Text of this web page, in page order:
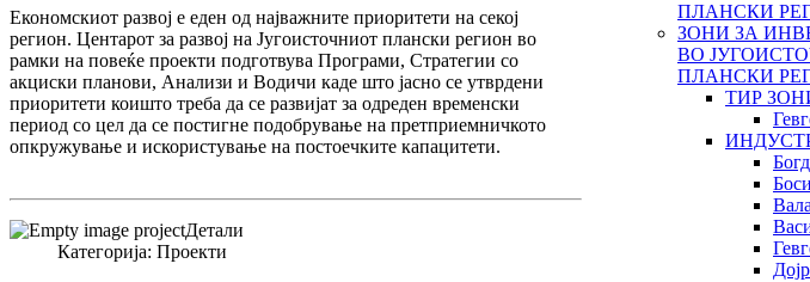
ПЛАНСКИ
ЗОНИ ЗА
ВО
ПЛАНСКИ
ТИР
Економскиот развој е еден од најважните приоритети на секој
регион. Центарот за развој на Југоисточниот плански регион во
рамки на повеќе проекти подготвува Програми, Стратегии со
акциски планови, Анализи и Водичи каде што јасно се утврдени
приоритети коишто треба да се развијат за одреден временски
период со цел да се постигне подобрување на претприемничкото
опкружување и искористување на постоечките капацитети.
Детали
Категорија: Проекти